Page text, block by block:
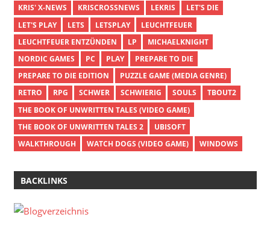
KRIS' X-NEWS
KRISCROSSNEWS LEKRIS
LET'S DIE
LET'S PLAY
LETS LETSPLAY
LEUCHTFEUER
LEUCHTFEUER ENTZÜNDEN
LP
MICHAELKNIGHT
NORDIC GAMES
PC PLAY
PREPARE TO DIE
PREPARE TO DIE EDITION
PUZZLE GAME (MEDIA GENRE)
RETRO
RPG SCHWER SCHWIERIG SOULS
TBOUT2
THE BOOK OF UNWRITTEN TALES (VIDEO GAME)
THE BOOK OF UNWRITTEN TALES 2
UBISOFT
WALKTHROUGH
WATCH DOGS (VIDEO GAME) WINDOWS
BACKLINKS